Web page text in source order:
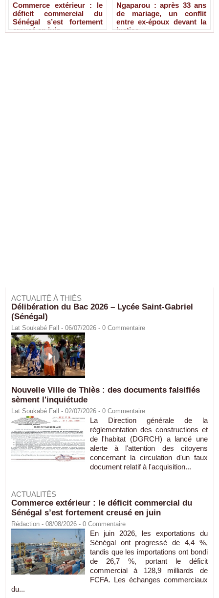
Commerce extérieur : le
déficit commercial du
Sénégal s’est fortement
creusé en juin
Ngaparou : après 33 ans
de mariage, un conflit
entre ex-époux devant la
justice
ACTUALITÉ À THIÈS
Délibération du Bac 2026 – Lycée Saint-Gabriel
(Sénégal)
Lat Soukabé Fall - 06/07/2026 - 0 Commentaire
Nouvelle Ville de Thiès : des documents falsifiés
sèment l'inquiétude
Lat Soukabé Fall - 02/07/2026 - 0 Commentaire
La Direction générale de la
réglementation des constructions et
de l'habitat (DGRCH) a lancé une
alerte à l'attention des citoyens
concernant la circulation d'un faux
document relatif à l'acquisition...
ACTUALITÉS
Commerce extérieur : le déficit commercial du
Sénégal s’est fortement creusé en juin
Rédaction - 08/08/2026 - 0 Commentaire
En juin 2026, les exportations du
Sénégal ont progressé de 4,4 %,
tandis que les importations ont bondi
de 26,7 %, portant le déficit
commercial à 128,9 milliards de
FCFA. Les échanges commerciaux
du...